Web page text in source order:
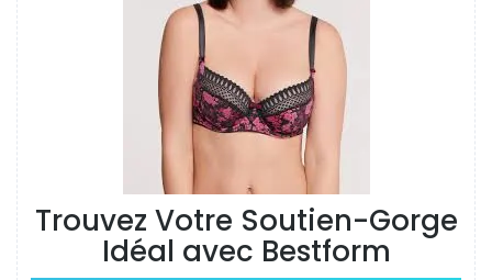
Trouvez Votre Soutien-Gorge
Idéal avec Bestform